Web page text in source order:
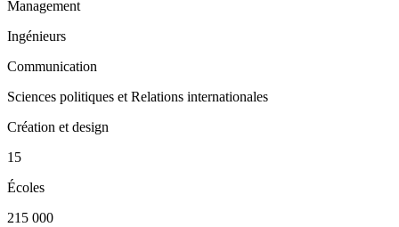
Management
Ingénieurs
Communication
Sciences politiques et Relations internationales
Création et design
15
Écoles
215 000